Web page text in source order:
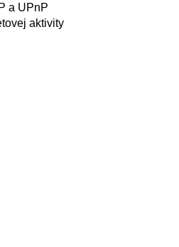
a UPnP
aktivity